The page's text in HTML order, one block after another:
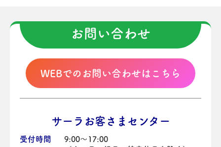
お問い合わせ
WEBでのお問い合わせはこちら
サーラお客さまセンター
受付時間
9:00～17:00